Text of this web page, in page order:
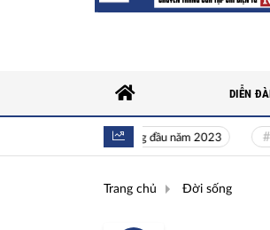
tế Việt Nam 5 tháng đầu năm 2023 Hiền
DIỄN
Trang chủ Đời sống